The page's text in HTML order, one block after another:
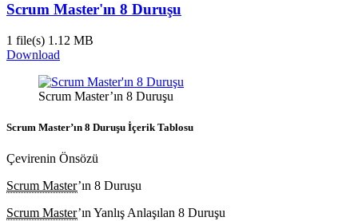
Scrum Master'ın 8 Duruşu
1 file(s) 1.12 MB
Download
Scrum Master’ın 8 Duruşu
Scrum Master’ın 8 Duruşu İçerik Tablosu
Çevirenin Önsözü
Scrum Master’ın 8 Duruşu
Scrum Master’ın Yanlış Anlaşılan 8 Duruşu